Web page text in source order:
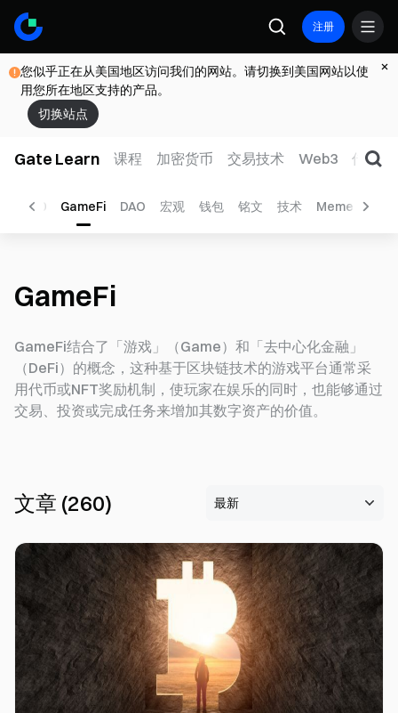
注册
您似乎正在从美国地区访问我们的网站。请切换到美国网站以使
用您所在地区支持的产品。
切换站点
Gate Learn 课程 加密货币 交易技术 Web3 传统金
BRC-20 GameFi DAO 宏观 钱包 铭文 技术 Meme 人工
GameFi
GameFi结合了「游戏」（Game）和「去中心化金融」
（DeFi）的概念，这种基于区块链技术的游戏平台通常采
用代币或NFT奖励机制，使玩家在娱乐的同时，也能够通过
交易、投资或完成任务来增加其数字资产的价值。
文章 (260)